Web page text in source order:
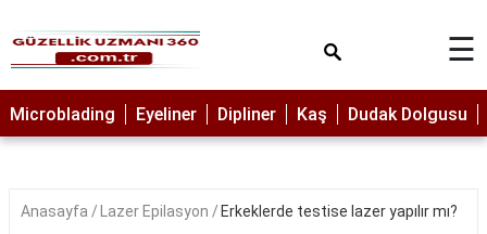
MAKYAJ
MİCROBLADİNG
LAZER
☰
Microblading Eyeliner Dipliner Kaş Dudak Dolgusu
Anasayfa Lazer Epilasyon Erkeklerde testise lazer yapılır mı?